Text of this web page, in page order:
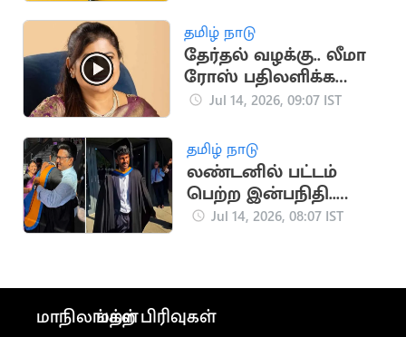
தமிழ் நாடு
தேர்தல் வழக்கு.. லீமா
ரோஸ் பதிலளிக்க
உத்தரவு
Jul 14, 2026, 09:07 IST
தமிழ் நாடு
லண்டனில் பட்டம்
பெற்ற இன்பநிதி..
கட்டியணைத்து
Jul 14, 2026, 08:07 IST
மாநிலங்கள்மற்ற பிரிவுகள்